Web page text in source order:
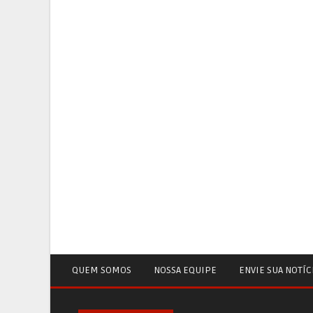
QUEM SOMOS NOSSA EQUIPE ENVIE SUA